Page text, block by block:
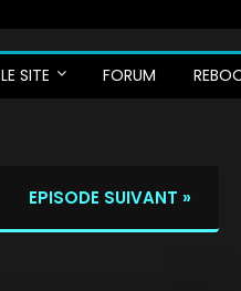
LE SITE FORUM
EPISODE SUIVANT »